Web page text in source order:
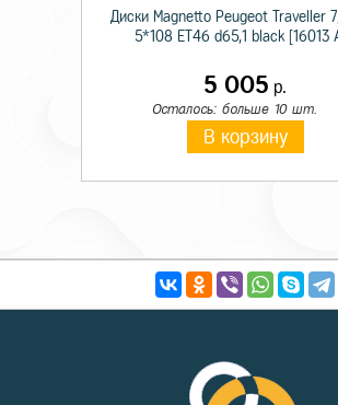
Диски Magnetto Peugeot Traveller
5*108 ET46 d65,1 black [16013
5 005 р.
Осталось: больше 10 шт.
В корзину